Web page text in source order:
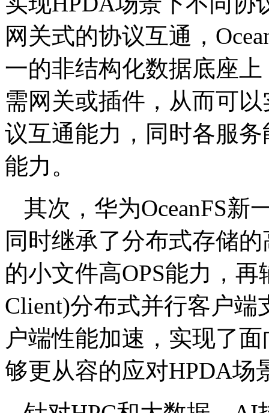
网关式的协议互通，
一的非结构化数据底座
需网关或插件，从而可
议互通能力，同时各服
能力。
其次，华为OceanFS新
同时继承了分布式存储
的小文件高OPS能力，再
Client)分布式并行客户
户端性能加速，实现了
够更从容的应对HPDA场